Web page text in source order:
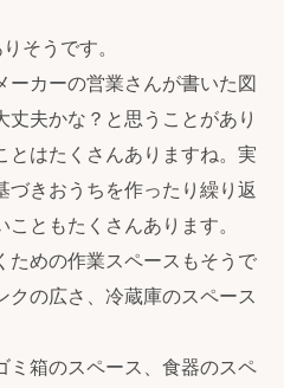
そうです。
カーの営業さんが書いた図
夫かな？と思うことがあり
とはたくさんありますね。実
きおうちを作ったり繰り返
ともたくさんあります。
めの作業スペースもそうで
の広さ、冷蔵庫のスペース
箱のスペース、食器のスペ